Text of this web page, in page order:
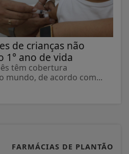
de crianças não
1° ano de vida
têm cobertura
mundo, de acordo com...
FARMÁCIAS DE PLANTÃO